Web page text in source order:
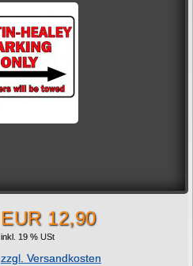
EUR 12,90
inkl. 19 % USt
zzgl. Versandkosten